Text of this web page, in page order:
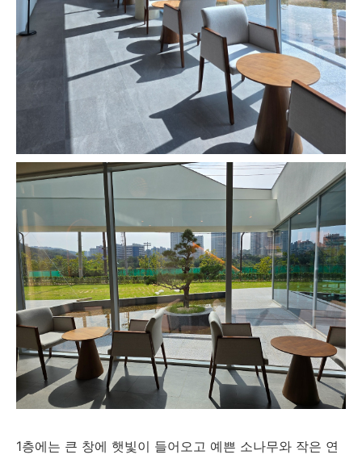
1층에는 큰 창에 햇빛이 들어오고 예쁜 소나무와 작은 연